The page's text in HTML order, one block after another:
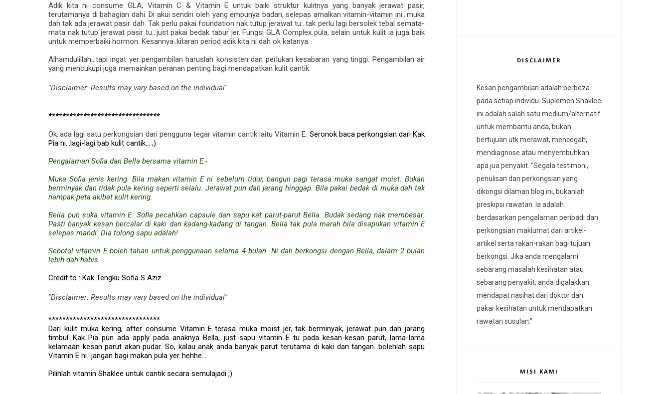
Adik kita ni consume GLA, Vitamin C & Vitamin E untuk baiki struktur kulitnya yang banyak jerawat pasir,
terutamanya di bahagian dahi. Di akui sendiri oleh yang empunya badan, selepas amalkan vitamin-vitamin ini...muka
dah tak ada jerawat pasir dah. Tak perlu pakai foundation nak tutup jerawat tu...tak perlu lagi bersolek tebal semata-
mata nak tutup jerawat pasir tu...just pakai bedak tabur jer. Fungsi GLA Complex pula, selain untuk kulit ia juga baik
untuk memperbaiki hormon. Kesannya..kitaran period adik kita ni dah ok katanya.
Alhamdulillah...tapi ingat yer..pengambilan haruslah konsisten dan perlukan kesabaran yang tinggi. Pengambilan air
yang mencukupi juga memainkan peranan penting bagi mendapatkan kulit cantik.
"Disclaimer: Results may vary based on the individual"
********************************
Ok..ada lagi satu perkongsian dari pengguna tegar vitamin cantik iaitu Vitamin E. Seronok baca perkongsian dari Kak
Pia ni...lagi-lagi bab kulit cantik... ;)
Pengalaman Sofia dan Bella bersama vitamin E -
Muka Sofia jenis kering. Bila makan vitamin E ni sebelum tidur, bangun pagi terasa muka sangat moist. Bukan
berminyak dan tidak pula kering seperti selalu. Jerawat pun dah jarang hinggap. Bila pakai bedak di muka dah tak
nampak peta akibat kulit kering.
Bella pun suka vitamin E. Sofia pecahkan capsule dan sapu kat parut-parut Bella. Budak sedang nak membesar.
Pasti banyak kesan bercalar di kaki dan kadang-kadang di tangan. Bella tak pula marah bila disapukan vitamin E
selepas mandi. Dia tolong sapu adalah!
Sebotol vitamin E boleh tahan untuk penggunaan selama 4 bulan. Ni dah berkongsi dengan Bella, dalam 2 bulan
lebih dah habis.
Credit to : Kak Tengku Sofia S Aziz
"Disclaimer: Results may vary based on the individual"
********************************
Dari kulit muka kering, after consume Vitamin E..terasa muka moist jer, tak berminyak, jerawat pun dah jarang
timbul...Kak Pia pun ada apply pada anaknya Bella, just sapu vitamin E tu pada kesan-kesan parut, lama-lama
kelamaan kesan parut akan pudar. So, kalau anak anda banyak parut..terutama di kaki dan tangan...bolehlah sapu
Vitamin E ni...jangan bagi makan pula yer..hehhe...
Pilihlah vitamin Shaklee untuk cantik secara semulajadi ;)
DISCLAIMER
Kesan pengambilan adalah berbeza
pada setiap individu. Suplemen Shaklee
ini adalah salah satu medium/alternatif
untuk membantu anda, bukan
bertujuan utk merawat, mencegah,
mendiagnose atau menyembuhkan
apa jua penyakit. "Segala testimoni,
penulisan dan perkongsian yang
dikongsi dilaman blog ini, bukanlah
preskipsi rawatan. Ia adalah
berdasarkan pengalaman peribadi dan
perkongsian maklumat dari artikel-
artikel serta rakan-rakan bagi tujuan
berkongsi. Jika anda mengalami
sebarang masalah kesihatan atau
sebarang penyakit, anda digalakkan
mendapat nasihat dari doktor dan
pakar kesihatan untuk mendapatkan
rawatan susulan.”
MISI KAMI